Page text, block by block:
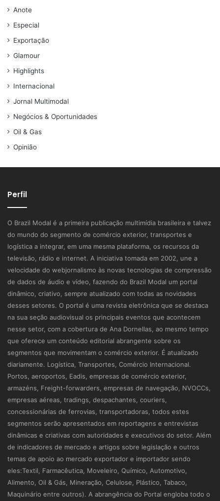
Anote
Especial
Exportação
Glamour
Highlights
Internacional
Jornal Multimodal
Negócios & Oportunidades
Oil & Gas
Opinião
Perfil
O Brazil Modal é a primeira publicação multimídia brasileira e talvez
do mundo do segmento de comércio exterior, transportes e
logística a integrar, em uma mesma plataforma, os recursos da
televisão, rádio e internet. A iniciativa tomada em 2002, une a
velocidade do webjornalismo às novas tecnologias de compressão
de dados de áudio e vídeo, fazendo do Brazil Modal um portal
dinâmico, criativo, sempre atualizado com todas as novidades
desses setores. O portal é uma revista eletrônica que se destaca
na sua seção audiovisual os principais eventos que acontecem
nesse setor, com a cobertura de Ana Dornellas, ao mesmo tempo
que oferece um conteúdo editorial abrangente sobre os
segmentos que movimentam o comércio exterior. É atualizado
diariamente. Logística, Transportes, Comércio Internacional.
Portos, aeroportos, Eadis, empresas de comércio exterior,
armazéns, Freight-forwarders, empresas de navegação, NVOCCs,
empresas aéreas, tradings, despachantes, couriers,
concessionárias de ferrovias, transportadoras, todos estes
segmentos serão apresentados em reportagens e entrevistas
dinâmicas e criativas com autoridades e executivos do setor. Além
de indicadores de mercado e artigos sobre legislação e outros
temas de apoio ao mercado exportador e importador sendo
eles:Textil, Farmacêutica, Moveleiro, Químico, Automotivo,
Alimento, Oil & Gás, Mineração, Celulose, Plástico, Tabaco,
Maquinário entre outros). A abrangência do Portal engloba todo o